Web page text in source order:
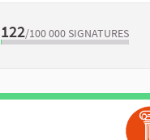
122/100 000 SIGNATURES